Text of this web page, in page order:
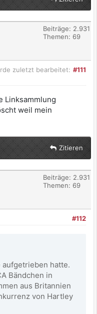
Beiträge: 2.931
Themen: 69
#111
zuletzt bearbeitet:
Linksammlung
weil mein
Zitieren
Beiträge: 2.931
Themen: 69
#112
hatte.
Bändchen in
aus Britannien
von Hartley